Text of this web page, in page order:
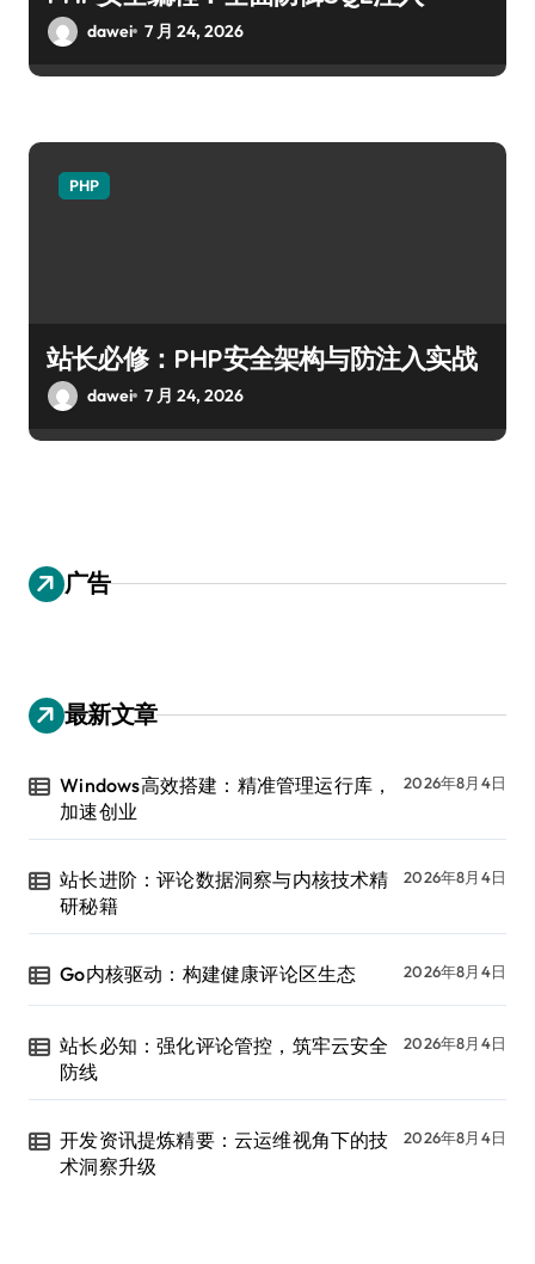
dawei 7 月 24, 2026
PHP
站长必修：PHP安全架构与防注入实战
dawei 7 月 24, 2026
广告
最新文章
Windows高效搭建：精准管理运行库，
加速创业
2026年8月4日
站长进阶：评论数据洞察与内核技术精
研秘籍
2026年8月4日
Go内核驱动：构建健康评论区生态 2026年8月4日
站长必知：强化评论管控，筑牢云安全
防线
2026年8月4日
开发资讯提炼精要：云运维视角下的技
术洞察升级
2026年8月4日